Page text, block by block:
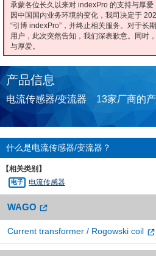
承蒙各位长久以来对 indexPro 的支持与厚爱
因中国国内业务环境的变化，我司决定于
“引博 indexPro”，并终止相关服务。对于长
用户，此次突然告知，我们深表歉意。同时
与厚爱。
产品信息
电流传感器/变流器 13家厂商的
什么是电流传感器/变流器？
【相关类别】
电流传感器
WAGO
Current transformer / Rogowski coil